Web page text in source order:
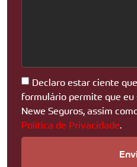
Declaro estar ciente
formulário permite que
Newe Seguros, assim
Política de Privacidade.